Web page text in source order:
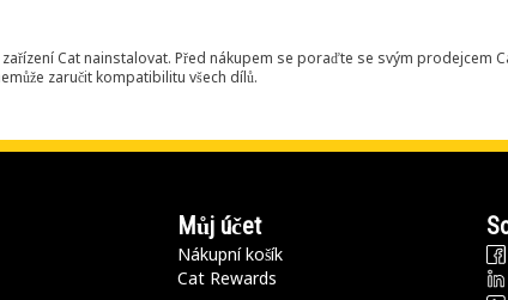
Cat nainstalovat. Před nákupem se poraďte se svým prodejcem
zaručit kompatibilitu všech dílů.
Můj účet
Nákupní košík
Cat Rewards